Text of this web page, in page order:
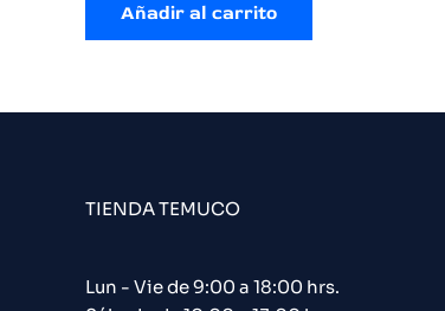
Añadir al carrito
TIENDA TEMUCO
Lun - Vie de 9:00 a 18:00 hrs.